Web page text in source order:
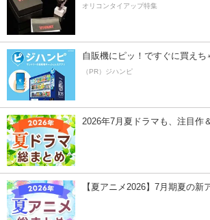
オリコンタイアップ特集
自販機にピッ！ですぐに買えち
（PR）ジハンピ
2026年7月夏ドラマも、注目作
【夏アニメ2026】7月期夏の新